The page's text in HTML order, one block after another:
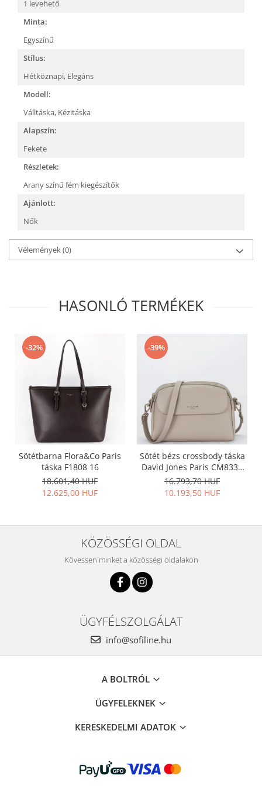
1 levehető
Minta:
Egyszínű
Stílus:
Hétköznapi, Elegáns
Modell:
Válltáska, Kézitáska
Alapszín:
Fekete
Részletek:
Arany színű fém kiegészítők
Ajánlott:
Nők
Vélemények(0)
HASONLÓ TERMÉKEK
-32%
Sötétbarna Flora&Co Paris
táska F1808 16
18.601,40 HUF
12.625,00 HUF
-39%
Sötét bézs crossbody táska
David Jones Paris CM8330
15
16.793,70 HUF
10.193,50 HUF
KÖZÖSSÉGI OLDAL
Kövessen minket a közösségi oldalakon
ÜGYFÉLSZOLGÁLAT
info@sofiline.hu
A BOLTRÓL
ÜGYFELEKNEK
KERESKEDELMI ADATOK